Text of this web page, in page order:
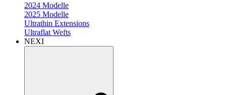
2024 Modelle
2025 Modelle
Ultrathin Extensions
Ultraflat Wefts
NEXI